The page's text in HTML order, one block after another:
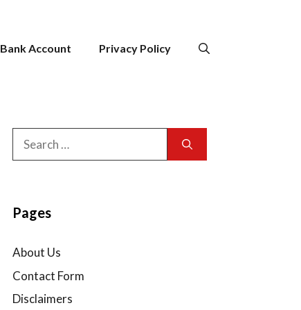
Bank Account Privacy Policy
for:
Pages
About Us
Contact Form
Disclaimers